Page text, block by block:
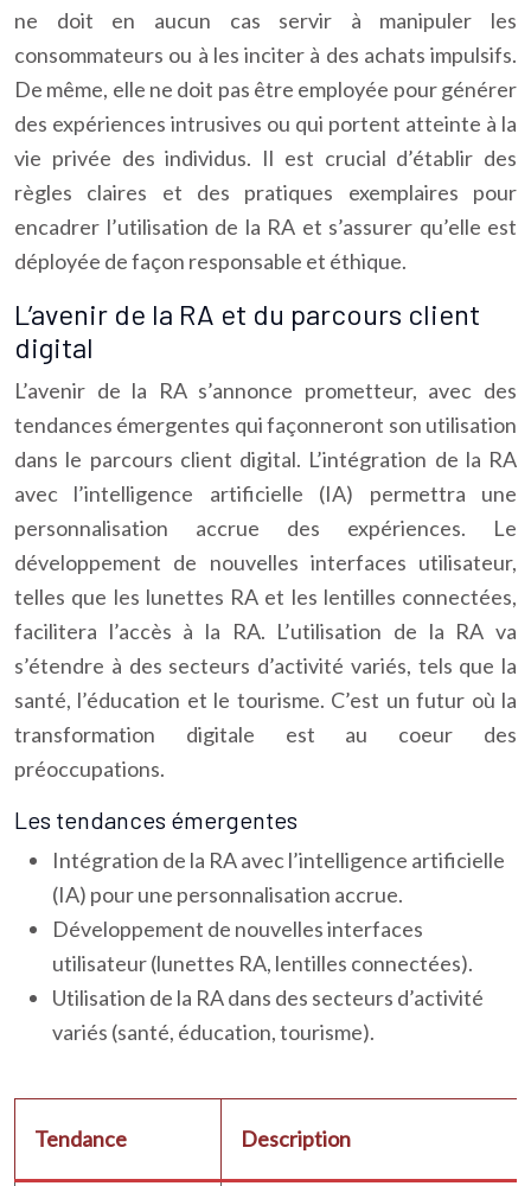
ne doit en aucun cas servir à manipuler les
consommateurs ou à les inciter à des achats impulsifs.
De même, elle ne doit pas être employée pour générer
des expériences intrusives ou qui portent atteinte à la
vie privée des individus. Il est crucial d’établir des
règles claires et des pratiques exemplaires pour
encadrer l’utilisation de la RA et s’assurer qu’elle est
déployée de façon responsable et éthique.
L’avenir de la RA et du parcours client
digital
L’avenir de la RA s’annonce prometteur, avec des
tendances émergentes qui façonneront son utilisation
dans le parcours client digital. L’intégration de la RA
avec l’intelligence artificielle (IA) permettra une
personnalisation accrue des expériences. Le
développement de nouvelles interfaces utilisateur,
telles que les lunettes RA et les lentilles connectées,
facilitera l’accès à la RA. L’utilisation de la RA va
s’étendre à des secteurs d’activité variés, tels que la
santé, l’éducation et le tourisme. C’est un futur où la
transformation digitale est au coeur des
préoccupations.
Les tendances émergentes
Intégration de la RA avec l’intelligence artificielle
(IA) pour une personnalisation accrue.
Développement de nouvelles interfaces
utilisateur (lunettes RA, lentilles connectées).
Utilisation de la RA dans des secteurs d’activité
variés (santé, éducation, tourisme).
Tendance Description